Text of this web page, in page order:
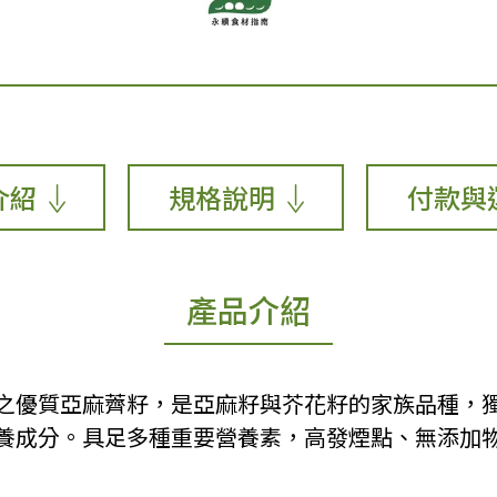
紹 規格說明 付款與
產品介紹
優質亞麻薺籽，是亞麻籽與芥花籽的家族品種，
成分。具足多種重要營養素，高發煙點、無添加